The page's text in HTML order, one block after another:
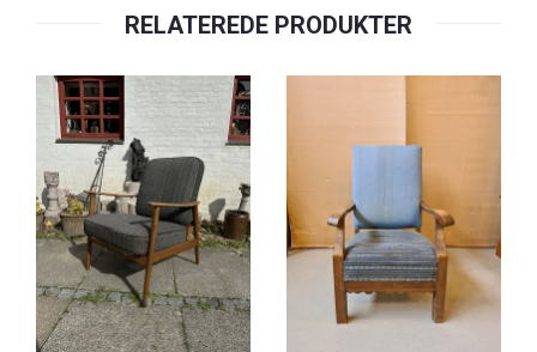
RELATEREDE PRODUKTER